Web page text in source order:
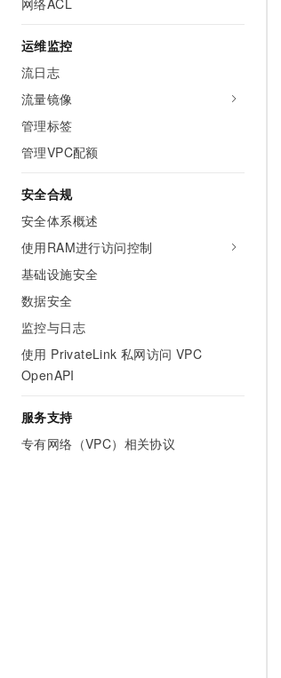
网络ACL
运维监控
流日志
流量镜像
管理标签
管理VPC配额
安全合规
安全体系概述
使用RAM进行访问控制
基础设施安全
数据安全
监控与日志
使用 PrivateLink 私网访问 VPC
OpenAPI
服务支持
专有网络（VPC）相关协议